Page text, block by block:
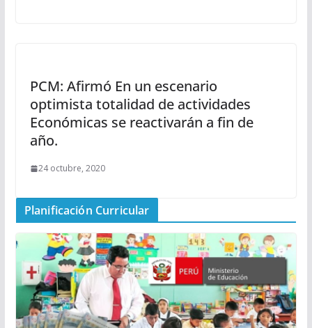
PCM: Afirmó En un escenario
optimista totalidad de actividades
Económicas se reactivarán a fin de
año.
24 octubre, 2020
Planificación Curricular